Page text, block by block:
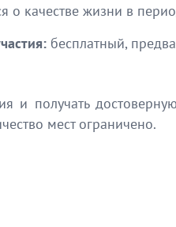
о качестве жизни в
бесплатный,
и получать
мест ограничено.